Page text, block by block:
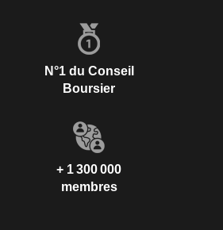
N°1 du Conseil
Boursier
+ 1 300 000
membres